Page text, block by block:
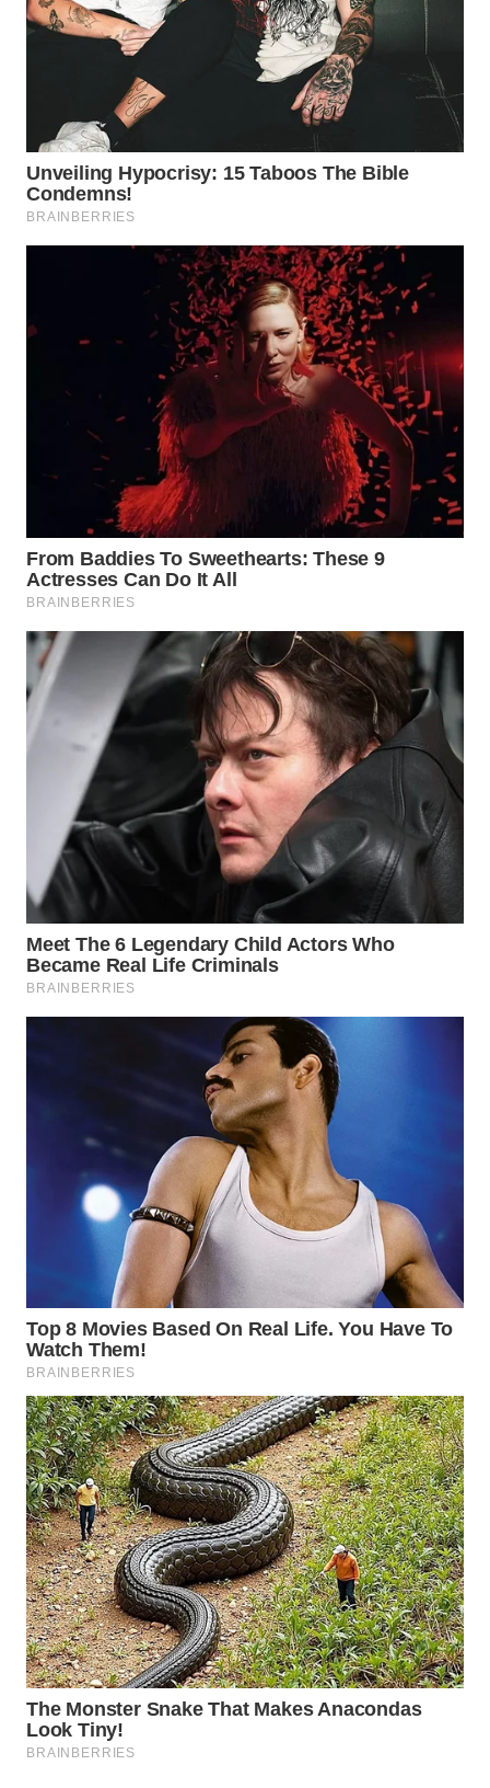
WN
WN
SEMARANG
WN
SOLO
SURABAYA
WN
NATUNA
BINTAN
WN
MANDALIKA
WN
LIKUPANG
WN
LABUANBAJO
WN
BORNEO
Wahana
NEWS
WAHANA
TANI
ADVOKAT
WAHANA
WAHANA
KONSUMEN
WAHANA
LISTRIK
WAHANA
TRAVEL
WAHANA
TV